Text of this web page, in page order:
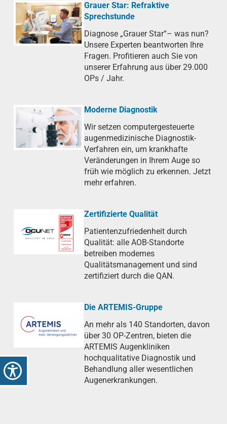
Grauer Star: Refraktive
Sprechstunde
Diagnose „Grauer Star“– was nun?
Unsere Experten beantworten Ihre
Fragen. Profitieren auch Sie von
unserer Erfahrung aus über 29.000
OPs / Jahr.
Moderne Diagnostik
Wir setzen computergesteuerte
augenmedizinische Diagnostik-
Verfahren ein, um krankhafte
Veränderungen in Ihrem Auge so
früh wie möglich zu erkennen. Jetzt
mehr erfahren.
Zertifizierte Qualität
Patientenzufriedenheit durch
Qualität: alle AOB-Standorte
betreiben modernes
Qualitätsmanagement und sind
zertifiziert durch die QAN.
Die ARTEMIS-Gruppe
An mehr als 140 Standorten, davon
über 30 OP-Zentren, bieten die
ARTEMIS Augenkliniken
hochqualitative Diagnostik und
Behandlung aller wesentlichen
Augenerkrankungen.